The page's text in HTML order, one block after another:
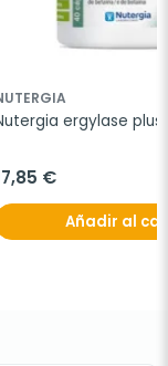
ergylase
€
Añadir al